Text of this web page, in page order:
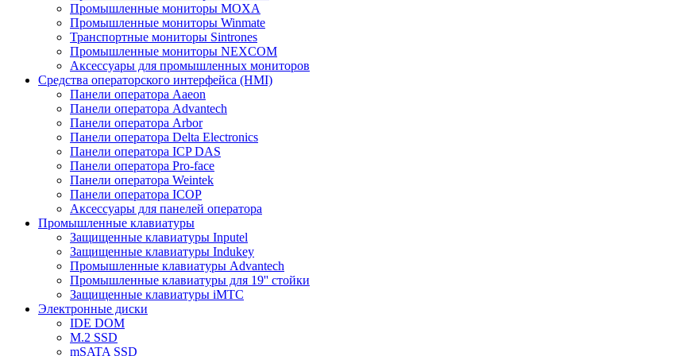
Промышленные мониторы MOXA
Промышленные мониторы Winmate
Транспортные мониторы Sintrones
Промышленные мониторы NEXCOM
Аксессуары для промышленных мониторов
Средства операторского интерфейса (HMI)
Панели оператора Aaeon
Панели оператора Advantech
Панели оператора Arbor
Панели оператора Delta Electronics
Панели оператора ICP DAS
Панели оператора Pro-face
Панели оператора Weintek
Панели оператора ICOP
Аксессуары для панелей оператора
Промышленные клавиатуры
Защищенные клавиатуры Inputel
Защищенные клавиатуры Indukey
Промышленные клавиатуры Advantech
Промышленные клавиатуры для 19'' стойки
Защищенные клавиатуры iMTC
Электронные диски
IDE DOM
M.2 SSD
mSATA SSD